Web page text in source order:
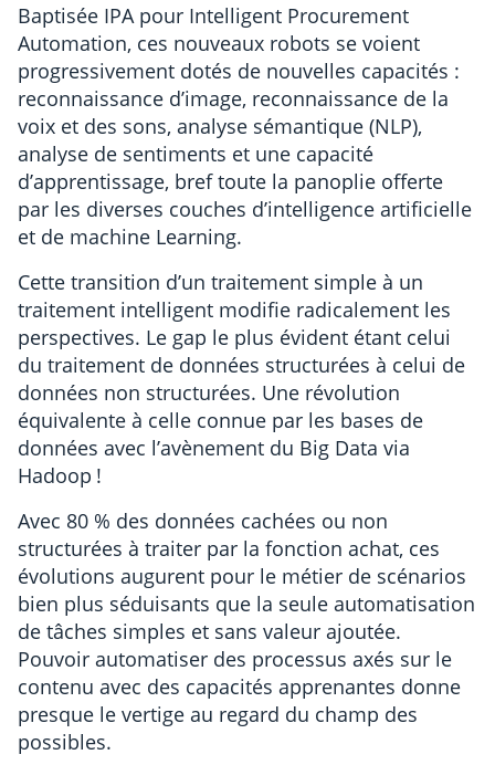
Baptisée IPA pour Intelligent Procurement
Automation, ces nouveaux robots se voient
progressivement dotés de nouvelles capacités :
reconnaissance d’image, reconnaissance de la
voix et des sons, analyse sémantique (NLP),
analyse de sentiments et une capacité
d’apprentissage, bref toute la panoplie offerte
par les diverses couches d’intelligence artificielle
et de machine Learning.
Cette transition d’un traitement simple à un
traitement intelligent modifie radicalement les
perspectives. Le gap le plus évident étant celui
du traitement de données structurées à celui de
données non structurées. Une révolution
équivalente à celle connue par les bases de
données avec l’avènement du Big Data via
Hadoop !
Avec 80 % des données cachées ou non
structurées à traiter par la fonction achat, ces
évolutions augurent pour le métier de scénarios
bien plus séduisants que la seule automatisation
de tâches simples et sans valeur ajoutée.
Pouvoir automatiser des processus axés sur le
contenu avec des capacités apprenantes donne
presque le vertige au regard du champ des
possibles.